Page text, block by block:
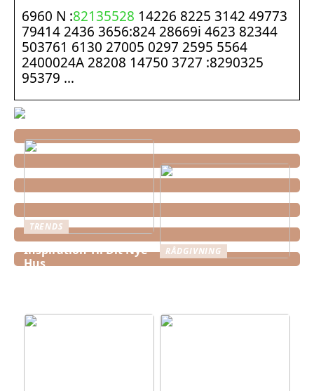
6960 N :82135528 14226 8225 3142 49773
79414 2436 3656:824 28669i 4623 82344
503761 6130 27005 0297 2595 5564
2400024A 28208 14750 3727 :8290325
95379 …
TRENDS
Inspiration Til Dit Nye
Hus
RÅDGIVNING